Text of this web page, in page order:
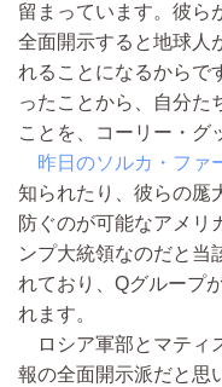
留まっています。彼ら
全面開示すると地球人
れることになるからで
ったことから、自分た
ことを、コーリー・グ
昨日のソルカ・ファ
知られたり、彼らの厖
防ぐのが可能なアメリ
ンプ大統領なのだと当
れており、Qグループ
れます。
ロシア軍部とマティ
報の全面開示派だと思